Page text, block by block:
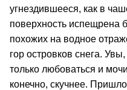
угнездившееся, как в
поверхность испещрена
похожих на водное
гор островков снега.
только любоваться и
конечно, скучнее.